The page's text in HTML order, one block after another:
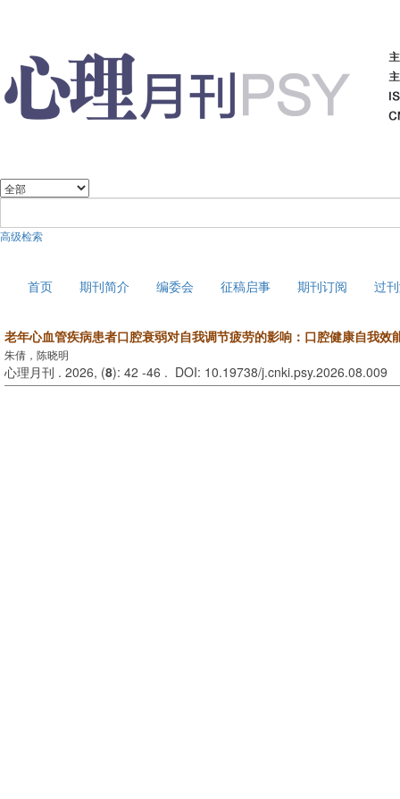
高级检索
首页 期刊简介 编委会 征稿启事 期刊订阅 过
老年心血管疾病患者口腔衰弱对自我调节疲劳的影响：口腔健康自我效
朱倩，陈晓明
心理月刊 . 2026, (8): 42 -46 . DOI: 10.19738/j.cnki.psy.2026.08.009